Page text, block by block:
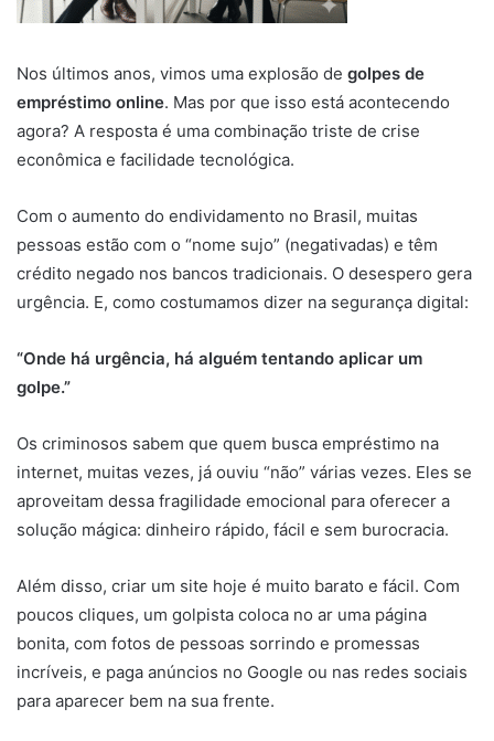
Nos últimos anos, vimos uma explosão de golpes de
empréstimo online. Mas por que isso está acontecendo
agora? A resposta é uma combinação triste de crise
econômica e facilidade tecnológica.
Com o aumento do endividamento no Brasil, muitas
pessoas estão com o “nome sujo” (negativadas) e têm
crédito negado nos bancos tradicionais. O desespero gera
urgência. E, como costumamos dizer na segurança digital:
“Onde há urgência, há alguém tentando aplicar um
golpe.”
Os criminosos sabem que quem busca empréstimo na
internet, muitas vezes, já ouviu “não” várias vezes. Eles se
aproveitam dessa fragilidade emocional para oferecer a
solução mágica: dinheiro rápido, fácil e sem burocracia.
Além disso, criar um site hoje é muito barato e fácil. Com
poucos cliques, um golpista coloca no ar uma página
bonita, com fotos de pessoas sorrindo e promessas
incríveis, e paga anúncios no Google ou nas redes sociais
para aparecer bem na sua frente.